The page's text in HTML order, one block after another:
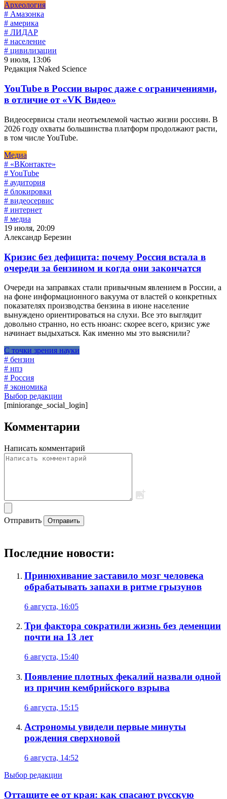
Археология
# Амазонка
# америка
# ЛИДАР
# население
# цивилизации
9 июля, 13:06
Редакция Naked Science
YouTube в России вырос даже с ограничениями,
в отличие от «VK Видео»
Видеосервисы стали неотъемлемой частью жизни россиян. В
2026 году охваты большинства платформ продолжают расти,
в том числе YouTube.
Медиа
# «ВКонтакте»
# YouTube
# аудитория
# блокировки
# видеосервис
# интернет
# медиа
19 июля, 20:09
Александр Березин
Кризис без дефицита: почему Россия встала в
очереди за бензином и когда они закончатся
Очереди на заправках стали привычным явлением в России, а
на фоне информационного вакуума от властей о конкретных
показателях производства бензина в июне население
вынуждено ориентироваться на слухи. Все это выглядит
довольно странно, но есть нюанс: скорее всего, кризис уже
начинает выдыхаться. Как именно мы это выяснили?
С точки зрения науки
# бензин
# нпз
# Россия
# экономика
Выбор редакции
[miniorange_social_login]
Комментарии
Написать комментарий
Отправить Отправить
Последние новости:
Принюхивание заставило мозг человека
обрабатывать запахи в ритме грызунов
6 августа, 16:05
Три фактора сократили жизнь без деменции
почти на 13 лет
6 августа, 15:40
Появление плотных фекалий назвали одной
из причин кембрийского взрыва
6 августа, 15:15
Астрономы увидели первые минуты
рождения сверхновой
6 августа, 14:52
Выбор редакции
Оттащите ее от края: как спасают русскую